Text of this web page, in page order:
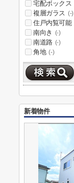
宅配ボックス
複層ガラス (-)
住戸内覧可能
南向き (-)
南道路 (-)
角地 (-)
新着物件